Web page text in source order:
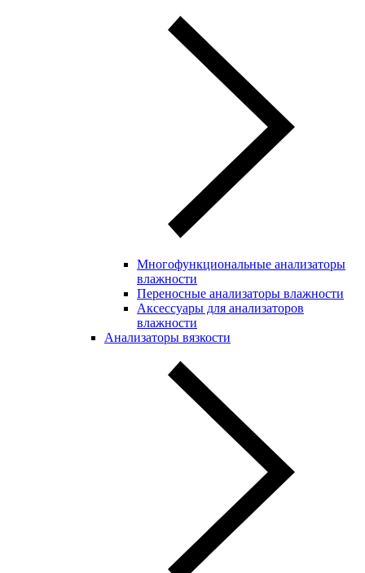
Многофункциональные анализаторы
влажности
Переносные анализаторы влажности
Аксессуары для анализаторов
влажности
Анализаторы вязкости